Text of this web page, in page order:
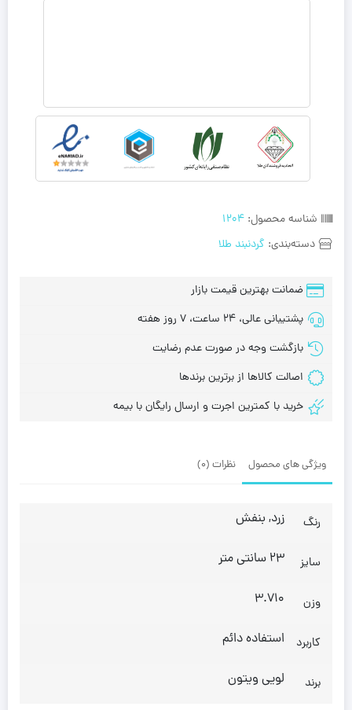
شناسه محصول: 1204
دسته‌بندی: گردنبند طلا
ضمانت بهترین قیمت بازار
پشتیبانی عالی، 24 ساعت، 7 روز هفته
بازگشت وجه در صورت عدم رضایت
اصالت کالاها از برترین برندها
خرید با کمترین اجرت و ارسال رایگان با بیمه
ویژگی های محصول نظرات (0)
رنگ زرد, بنفش
سایز 23 سانتی متر
وزن 3.710
کاربرد استفاده دائم
برند لویی ویتون